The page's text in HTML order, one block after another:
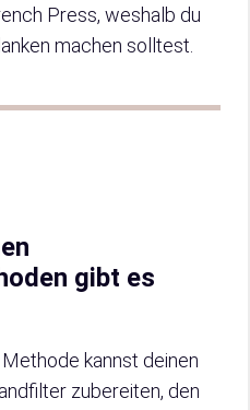
Press, weshalb du
machen solltest.
gibt es
kannst deinen
zubereiten, den